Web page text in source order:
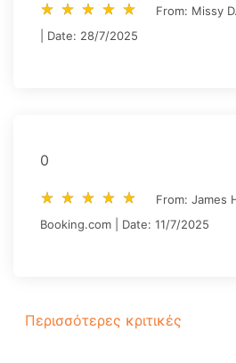
star_rate star_rate star_rate star_rate star_rate
star_rate star_rate star_rate star_rate star_rate
From: Missy
| Date: 28/7/2025
0
star_rate star_rate star_rate star_rate star_rate
star_rate star_rate star_rate star_rate star_rate
From: James
Booking.com | Date: 11/7/2025
Περισσότερες κριτικές